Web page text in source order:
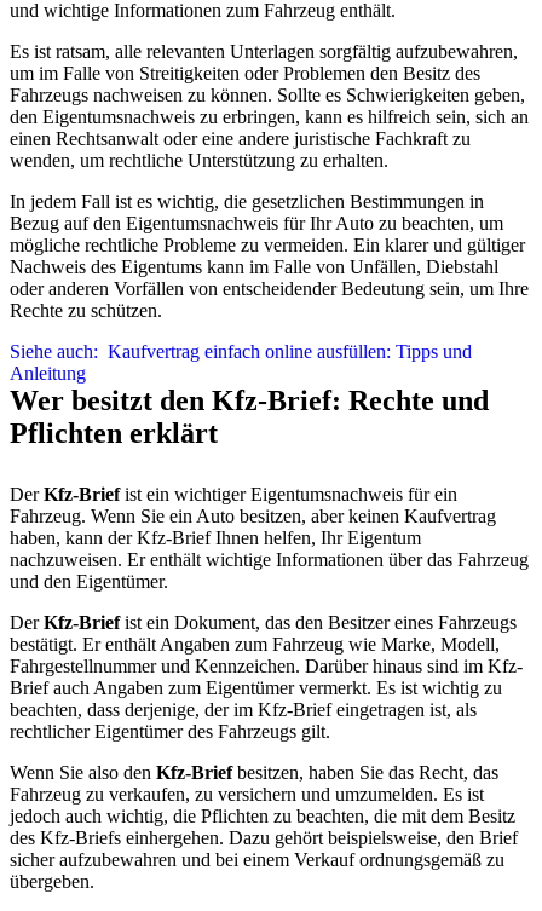
und wichtige Informationen zum Fahrzeug enthält.
Es ist ratsam, alle relevanten Unterlagen sorgfältig aufzubewahren,
um im Falle von Streitigkeiten oder Problemen den Besitz des
Fahrzeugs nachweisen zu können. Sollte es Schwierigkeiten geben,
den Eigentumsnachweis zu erbringen, kann es hilfreich sein, sich an
einen Rechtsanwalt oder eine andere juristische Fachkraft zu
wenden, um rechtliche Unterstützung zu erhalten.
In jedem Fall ist es wichtig, die gesetzlichen Bestimmungen in
Bezug auf den Eigentumsnachweis für Ihr Auto zu beachten, um
mögliche rechtliche Probleme zu vermeiden. Ein klarer und gültiger
Nachweis des Eigentums kann im Falle von Unfällen, Diebstahl
oder anderen Vorfällen von entscheidender Bedeutung sein, um Ihre
Rechte zu schützen.
Siehe auch: Kaufvertrag einfach online ausfüllen: Tipps und
Anleitung
Wer besitzt den Kfz-Brief: Rechte und
Pflichten erklärt
DerKfz-Briefist ein wichtiger Eigentumsnachweis für ein
Fahrzeug. Wenn Sie ein Auto besitzen, aber keinen Kaufvertrag
haben, kann der Kfz-Brief Ihnen helfen, Ihr Eigentum
nachzuweisen. Er enthält wichtige Informationen über das Fahrzeug
und den Eigentümer.
DerKfz-Briefist ein Dokument, das den Besitzer eines Fahrzeugs
bestätigt. Er enthält Angaben zum Fahrzeug wie Marke, Modell,
Fahrgestellnummer und Kennzeichen. Darüber hinaus sind im Kfz-
Brief auch Angaben zum Eigentümer vermerkt. Es ist wichtig zu
beachten, dass derjenige, der im Kfz-Brief eingetragen ist, als
rechtlicher Eigentümer des Fahrzeugs gilt.
Wenn Sie also den Kfz-Briefbesitzen, haben Sie das Recht, das
Fahrzeug zu verkaufen, zu versichern und umzumelden. Es ist
jedoch auch wichtig, die Pflichten zu beachten, die mit dem Besitz
des Kfz-Briefs einhergehen. Dazu gehört beispielsweise, den Brief
sicher aufzubewahren und bei einem Verkauf ordnungsgemäß zu
übergeben.